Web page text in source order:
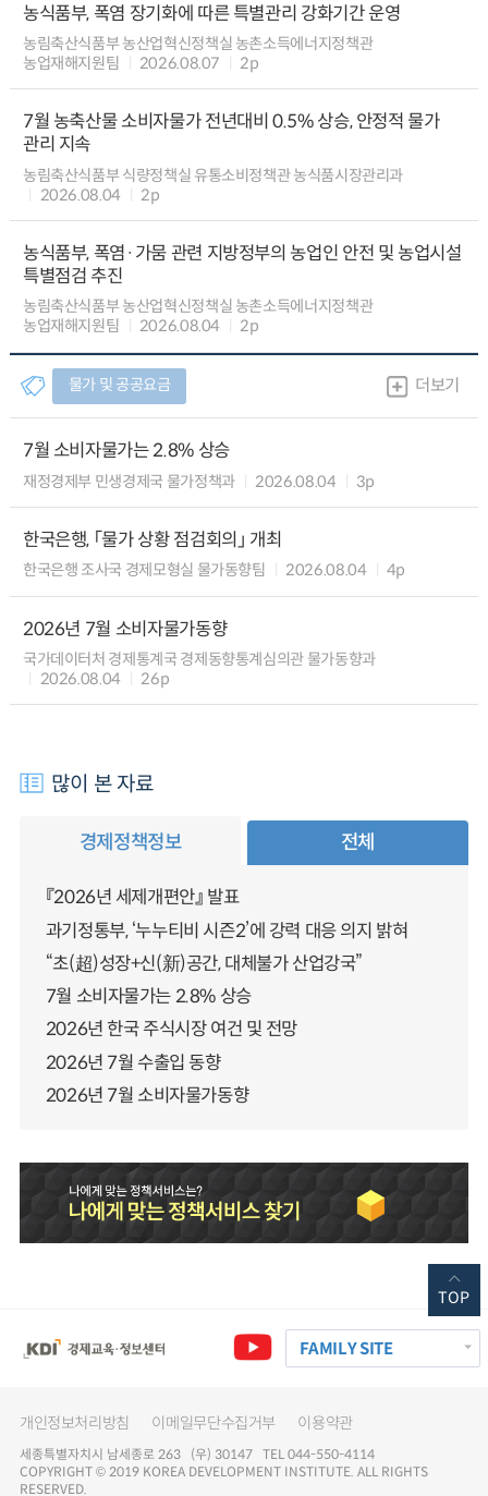
농식품부, 폭염 장기화에 따른 특별관리 강화기간 운영
농림축산식품부 농산업혁신정책실 농촌소득에너지정책관
농업재해지원팀
2026.08.07 2p
7월 농축산물 소비자물가 전년대비 0.5% 상승, 안정적 물가
관리 지속
농림축산식품부 식량정책실 유통소비정책관 농식품시장관리과
2026.08.04
2p
농식품부, 폭염·가뭄 관련 지방정부의 농업인 안전 및 농업시설
특별점검 추진
농림축산식품부 농산업혁신정책실 농촌소득에너지정책관
농업재해지원팀
2026.08.04 2p
물가 및 공공요금 더보기
7월 소비자물가는 2.8% 상승
재정경제부 민생경제국 물가정책과 2026.08.04 3p
한국은행, 「물가 상황 점검회의」 개최
한국은행 조사국 경제모형실 물가동향팀 2026.08.04 4p
2026년 7월 소비자물가동향
국가데이터처 경제통계국 경제동향통계심의관 물가동향과
2026.08.04
26p
많이 본 자료
경제정책정보 전체
『2026년 세제개편안』 발표
과기정통부, ‘누누티비 시즌2’에 강력 대응 의지 밝혀
“초(超)성장+신(新)공간, 대체불가 산업강국”
7월 소비자물가는 2.8% 상승
2026년 한국 주식시장 여건 및 전망
2026년 7월 수출입 동향
2026년 7월 소비자물가동향
FAMILY SITE
개인정보처리방침 이메일무단수집거부 이용약관
세종특별자치시 남세종로 263 (우) 30147 TEL 044-550-4114
COPYRIGHT © 2019 KOREA DEVELOPMENT INSTITUTE. ALL RIGHTS
RESERVED.
TOP